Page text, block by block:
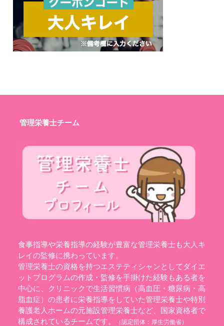
管理栄養士チーム
食事指導や栄養指導の経験が豊富な管理栄養士も大人キ
レイの監修に携わっています。
管理栄養士の資格を持つエステティシャンとしてダイエ
ットプログラムの作成・監修を手掛けた経験もある者を
中心に、クリニックで生活習慣病（高血圧・糖尿病・高
脂血症）の患者に栄養指導をしていた管理栄養士や特別
養護老人ホームの元施設管理栄養士など、国家資格者で
構成されているチームです。
（認定団体： 厚生労働省）